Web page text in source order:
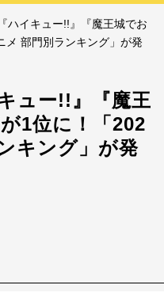
ハイキュー!!』『魔王城でお
メ 部門別ランキング」が発
ュー!!』『魔王
1位に！「202
キング」が発